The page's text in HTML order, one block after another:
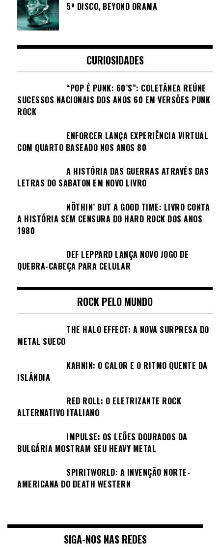
5º DISCO, BEYOND DRAMA
CURIOSIDADES
“POP É PUNK: 60’S”: COLETÂNEA REÚNE
SUCESSOS NACIONAIS DOS ANOS 60 EM VERSÕES PUNK
ROCK
ENFORCER LANÇA EXPERIÊNCIA VIRTUAL
COM QUARTO BASEADO NOS ANOS 80
A HISTÓRIA DAS GUERRAS ATRAVÉS DAS
LETRAS DO SABATON EM NOVO LIVRO
NÖTHIN’ BUT A GOOD TIME: LIVRO CONTA
A HISTÓRIA SEM CENSURA DO HARD ROCK DOS ANOS
1980
DEF LEPPARD LANÇA NOVO JOGO DE
QUEBRA-CABEÇA PARA CELULAR
ROCK PELO MUNDO
THE HALO EFFECT: A NOVA SURPRESA DO
METAL SUECO
KAHNIN: O CALOR E O RITMO QUENTE DA
ISLÂNDIA
RED ROLL: O ELETRIZANTE ROCK
ALTERNATIVO ITALIANO
IMPULSE: OS LEÕES DOURADOS DA
BULGÁRIA MOSTRAM SEU HEAVY METAL
SPIRITWORLD: A INVENÇÃO NORTE-
AMERICANA DO DEATH WESTERN
SIGA-NOS NAS REDES